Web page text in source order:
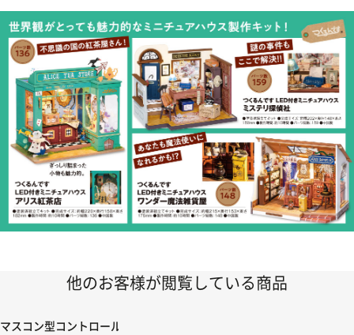
他のお客様が閲覧している商品
マスコン型コントロールハンドル付き コントローラー＆ポイント切り